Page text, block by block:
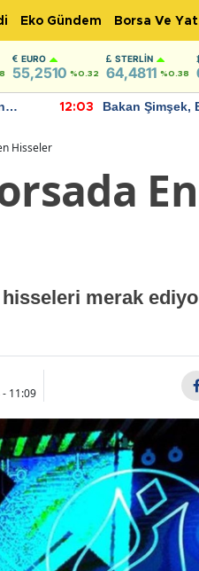
Eko Gündem Borsa Ve
EURO
55,2510 %0.32
STERLIN
64,4811 %0.38
12:03
Bakan Şimşek,
Hisseler
merak
11:09